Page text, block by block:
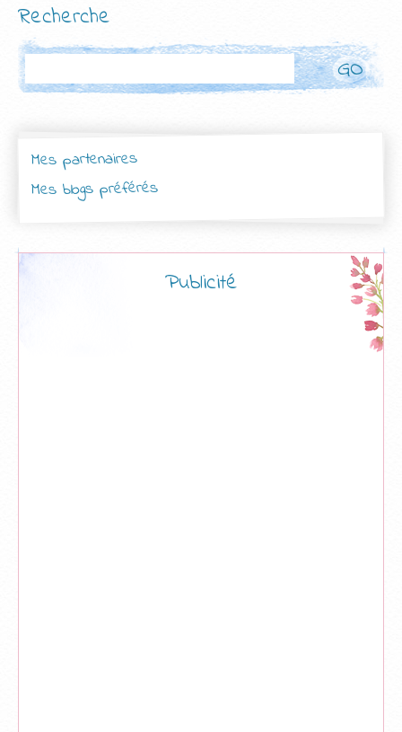
Recherche
Mes partenaires
Mes blogs préférés
Publicité